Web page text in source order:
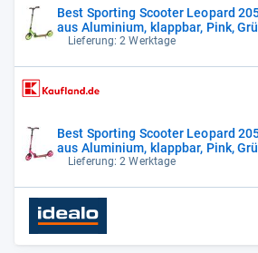
Best Sporting Scooter Leopard
aus Aluminium, klappbar, Pink,
Lieferung: 2 Werktage
Best Sporting Scooter Leopard
aus Aluminium, klappbar, Pink,
Lieferung: 2 Werktage